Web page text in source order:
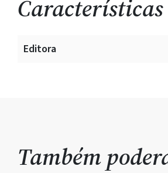
Características
Editora
Também